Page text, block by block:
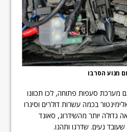
מנוע הסרבו
סעפות פתוחה, לכו תכוונו
בכמה עשרות דולרים וסיגרו
גדולה יותר מהשידרוג, סאונד
נעים. שדרגו ותהנו.